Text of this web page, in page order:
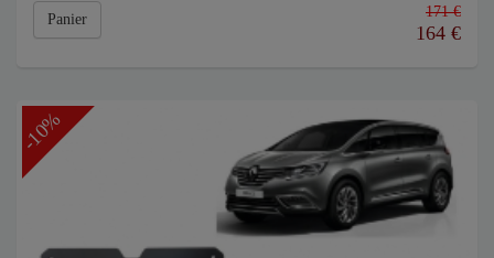
Panier 171 €
164 €
-10%